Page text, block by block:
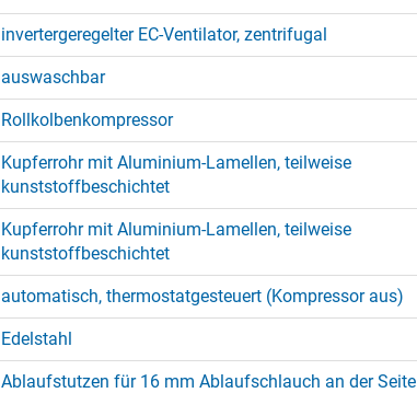
invertergeregelter EC-Ventilator, zentrifugal
auswaschbar
Rollkolbenkompressor
Kupferrohr mit Aluminium-Lamellen, teilweise
kunststoffbeschichtet
Kupferrohr mit Aluminium-Lamellen, teilweise
kunststoffbeschichtet
automatisch, thermostatgesteuert (Kompressor aus)
Edelstahl
Ablaufstutzen für 16 mm Ablaufschlauch an der Seite